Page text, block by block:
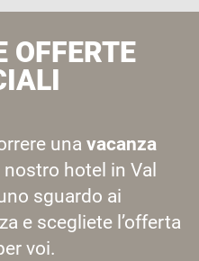
OFFERTE
una vacanza
nostro hotel in Val
sguardo ai
e scegliete l’offerta
voi.